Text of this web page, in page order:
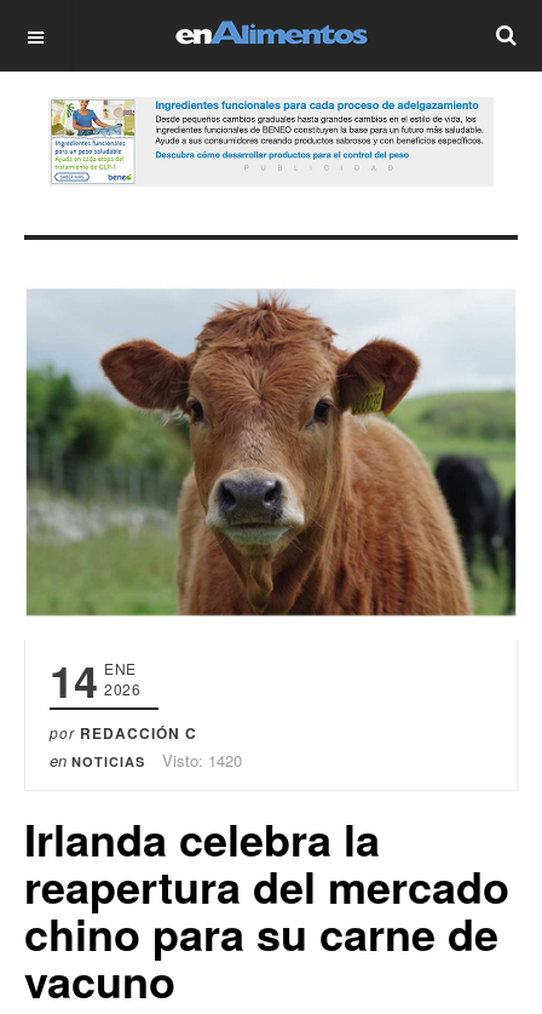
OFF CANVAS
14 ENE
2026
por REDACCIÓN C
en NOTICIAS Visto: 1420
Irlanda celebra la
reapertura del mercado
chino para su carne de
vacuno